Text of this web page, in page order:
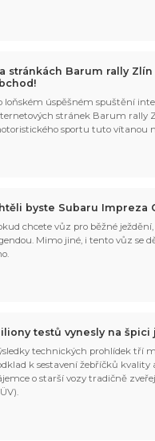
stránkách Barum rally
loňském úspěšném spuštění
stránek Barum rally
sportu tuto vítanou
byste Subaru Impreza
chcete vůz pro běžné
Mimo jiné, i tento vůz se
testů vynesly na špici
technických prohlídek tří
k sestavení žebříčků
o starší vozy tradičně